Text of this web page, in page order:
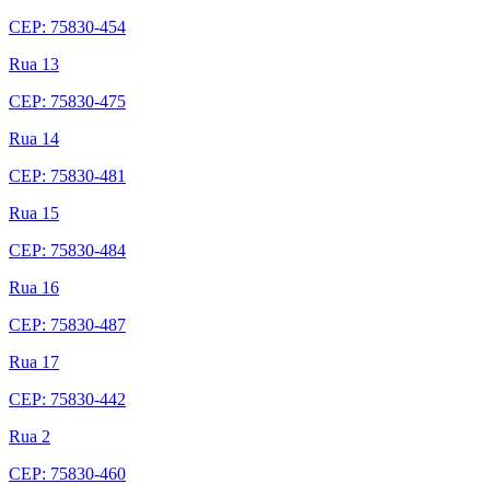
CEP: 75830-454
Rua 13
CEP: 75830-475
Rua 14
CEP: 75830-481
Rua 15
CEP: 75830-484
Rua 16
CEP: 75830-487
Rua 17
CEP: 75830-442
Rua 2
CEP: 75830-460